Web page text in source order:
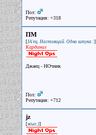
Пол:
Репутация: +318
ПМ
[JA'ец. Настоящий. Одна штука :]
Кардинал
Джаец - НОчник
Пол:
Репутация: +712
jz
[жыз:)]